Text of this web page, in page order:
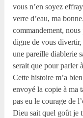
vous n’en soyez
verre d’eau, ma
commandement,
digne de vous
une pareille diablerie
serait que pour parler
Cette histoire m’a
envoyé la copie à ma
pas eu le courage de
Dieu sait quel goût je